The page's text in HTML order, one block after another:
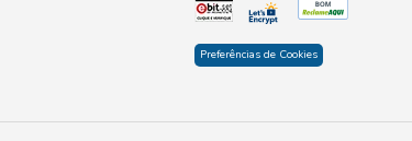
Preferências de Cookies